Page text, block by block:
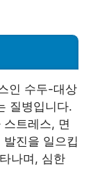
인 수두-대상
질병입니다.
트레스, 면
진을 일으킵
나며, 심한